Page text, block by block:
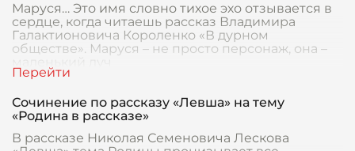
Маруся… Это имя словно тихое эхо отзывается в
сердце, когда читаешь рассказ Владимира
Галактионовича Короленко «В дурном
обществе». Маруся – не просто персонаж, она –
Сочинение по рассказу «Левша» на тему
«Родина в рассказе»
В рассказе Николая Семеновича Лескова